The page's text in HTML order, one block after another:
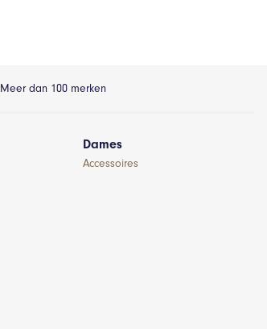
Meer dan 100 merken
Dames
Accessoires